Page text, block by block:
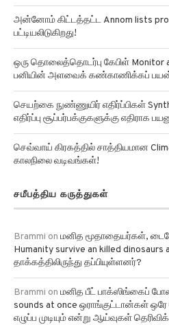
அன்னோம் கிட்டத்தட்ட Annom lists
பட்டியலிடுகிறது!
ஒரு தொலைத்தொடர்பு கேபிள் Monitor
பனியின் அளவைக் கண்காணிக்கப்
செயற்கை நுண்ணுயிர் எதிர்ப்பிகள்
எதிர்ப்பு சூப்பர்பக்குகளுக்கு எதிராக
செவ்வாய் கிரகத்தில் சாத்தியமான
காலநிலை வடிவங்கள்!
சமீபத்திய கருத்துகள்
Brammi on மனித மூதாதையர்கள்,
Humanity survive an killed
தாக்கத்திலிருந்து தப்பியுள்ளனர்?
Brammi on மனித பீட் பாக்ஸிங்கைப்
sounds at once ஒராங்குட்டான்கள்
எழுப்ப முடியும் என்று ஆய்வுகள்